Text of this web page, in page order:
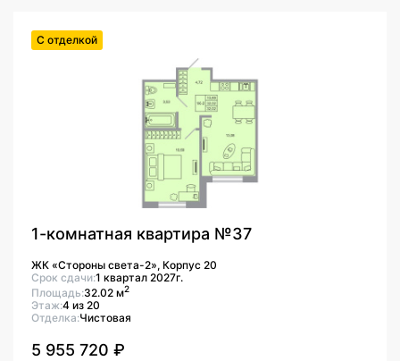
С отделкой
1-комнатная квартира №37
ЖК «Стороны света-2», Корпус 20
Срок сдачи:1 квартал 2027г.
Площадь:32.02 м2
Этаж:4 из 20
Отделка:Чистовая
5 955 720 ₽